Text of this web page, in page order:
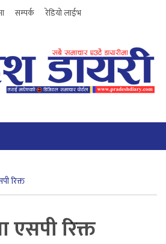
सम्पर्क रेडियो लाईभ
रिक्त
एसपी रिक्त